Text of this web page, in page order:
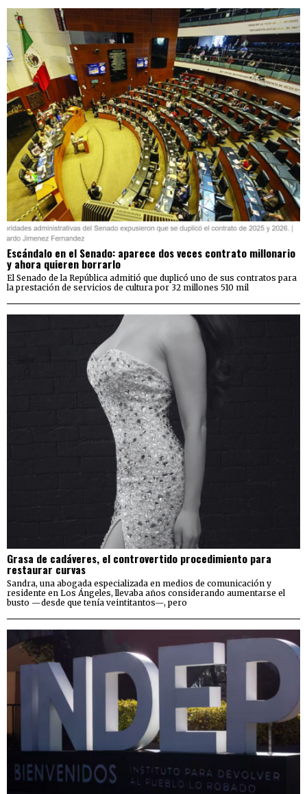
Escándalo en el Senado: aparece dos veces contrato millonario
y ahora quieren borrarlo
El Senado de la República admitió que duplicó uno de sus contratos para
la prestación de servicios de cultura por 32 millones 510 mil
Grasa de cadáveres, el controvertido procedimiento para
restaurar curvas
Sandra, una abogada especializada en medios de comunicación y
residente en Los Ángeles, llevaba años considerando aumentarse el
busto —desde que tenía veintitantos—, pero